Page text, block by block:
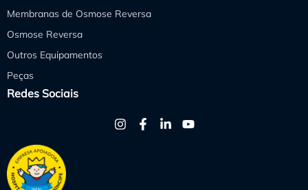
Membranas de Osmose Reversa
Osmose Reversa
Outros Equipamentos
Peças
Redes Sociais